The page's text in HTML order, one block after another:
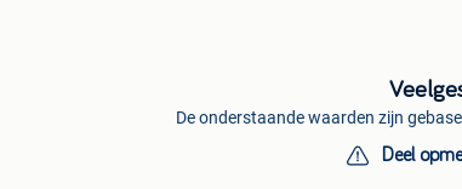
De onderstaande waarden zijn
Deel